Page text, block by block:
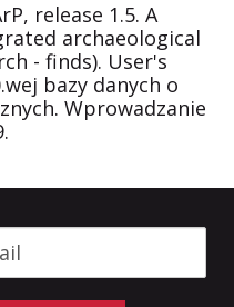
release 1.5. A
archaeological
- finds). User's
bazy danych o
Wprowadzanie